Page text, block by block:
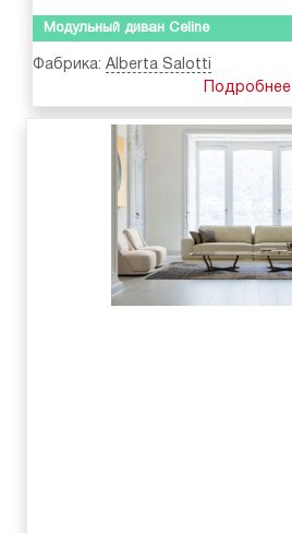
Модульный диван Celine
Фабрика: Alberta Salotti
Подробнее